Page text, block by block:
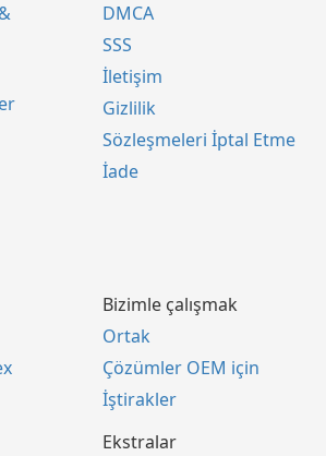
DMCA
SSS
İletişim
Gizlilik
Sözleşmeleri İptal Etme
İade
Bizimle çalışmak
Ortak
Çözümler OEM için
İştirakler
Ekstralar